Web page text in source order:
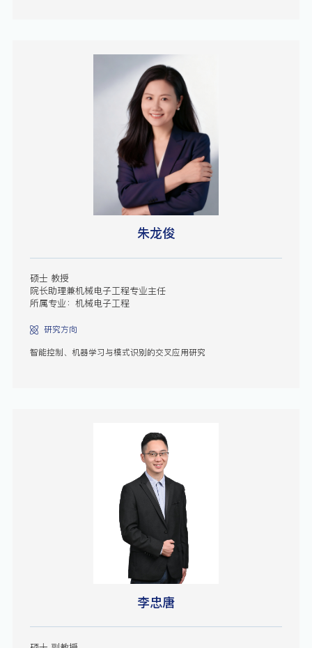
朱龙俊
硕士 教授
院长助理兼机械电子工程专业主任
所属专业：机械电子工程
研究方向
智能控制、机器学习与模式识别的交叉应用研究
李忠唐